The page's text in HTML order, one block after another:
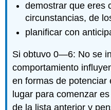
demostrar que eres
circunstancias, de
planificar con
Si obtuvo 0—6: No se
comportamiento
en formas de potenciar
lugar para comenzar
de la lista anterior y